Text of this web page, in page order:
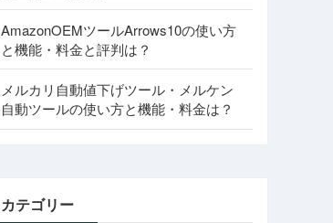
AmazonOEMツールArrows10の使い方
と機能・料金と評判は？
メルカリ自動値下げツール・メルケン
自動ツールの使い方と機能・料金は？
カテゴリー